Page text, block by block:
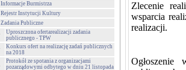
Informacje Burmistrza
Rejestr Instytucji Kultury
Zadania Publiczne
Uproszczona ofertarealizacji zadania
publicznego - TPW
Konkurs ofert na realizację zadań publicznych
na 2018
Protokół ze spotania z organizacjami
pozarządowymi odbytego w dniu 21 listopada
Zlecenie
wsparcia
realizacji.